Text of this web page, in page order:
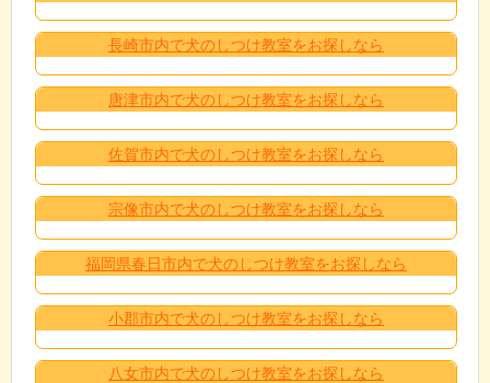
長崎市内で犬のしつけ教室をお探しなら
唐津市内で犬のしつけ教室をお探しなら
佐賀市内で犬のしつけ教室をお探しなら
宗像市内で犬のしつけ教室をお探しなら
福岡県春日市内で犬のしつけ教室をお探しなら
小郡市内で犬のしつけ教室をお探しなら
八女市内で犬のしつけ教室をお探しなら